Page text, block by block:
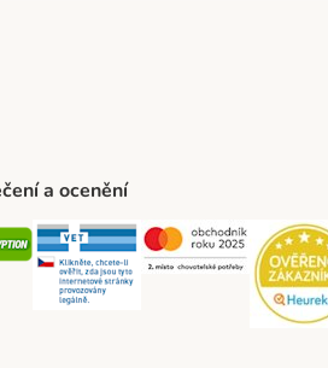
a ocenění
Security Security Security